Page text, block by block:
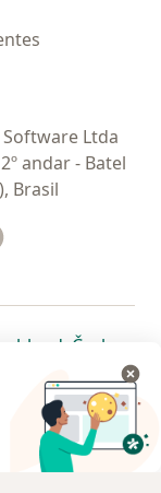
Ltda
andar - Batel
Brasil
separador
num novo
separador
novoabre num
Česko
separador
num novoabre num
abre
novo
agora sua